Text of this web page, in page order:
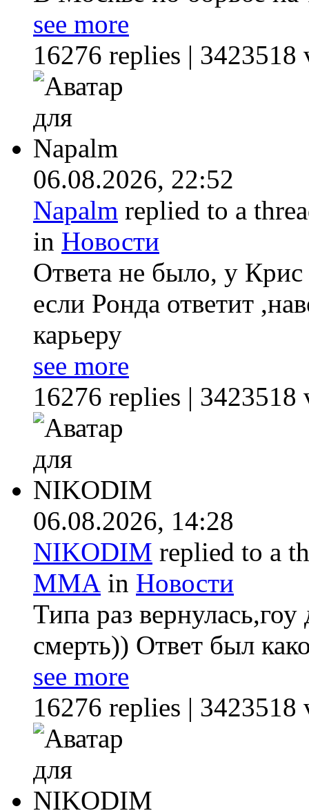
see more
16276 replies | 3423518
06.08.2026, 22:52
Napalm replied to a
in Новости
Ответа не было, у Крис
если Ронда ответит
карьеру
see more
16276 replies | 3423518
06.08.2026, 14:28
NIKODIM replied to a
ММА in Новости
Типа раз
смерть)) Ответ был
see more
16276 replies | 3423518